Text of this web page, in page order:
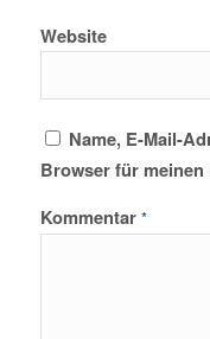
Website
Name, E-Mail-
Browser für
Kommentar *